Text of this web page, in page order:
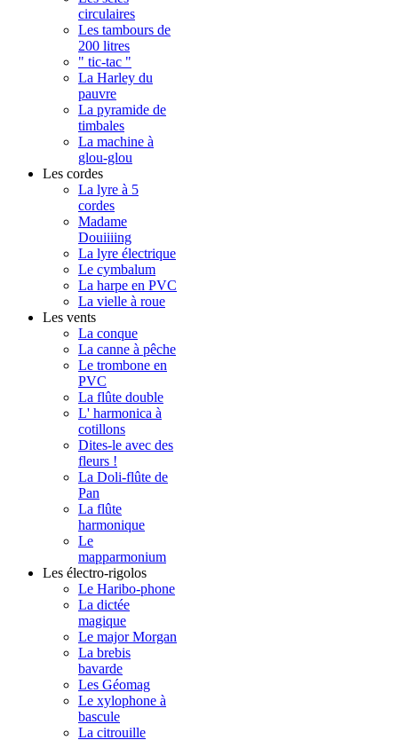
circulaires
Les tambours de
200 litres
" tic-tac "
La Harley du
pauvre
La pyramide de
timbales
La machine à
glou-glou
Les cordes
La lyre à 5
cordes
Madame
Douiiiing
La lyre électrique
Le cymbalum
La harpe en PVC
La vielle à roue
Les vents
La conque
La canne à pêche
Le trombone en
PVC
La flûte double
L' harmonica à
cotillons
Dites-le avec des
fleurs !
La Doli-flûte de
Pan
La flûte
harmonique
Le
mapparmonium
Les électro-rigolos
Le Haribo-phone
La dictée
magique
Le major Morgan
La brebis
bavarde
Les Géomag
Le xylophone à
bascule
La citrouille